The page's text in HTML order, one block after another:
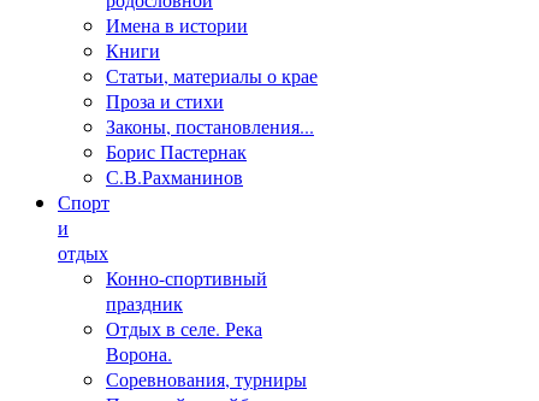
Имена в истории
Книги
Статьи, материалы о крае
Проза и стихи
Законы, постановления...
Борис Пастернак
С.В.Рахманинов
Спорт
и
отдых
Конно-спортивный
праздник
Отдых в селе. Река
Ворона.
Соревнования, турниры